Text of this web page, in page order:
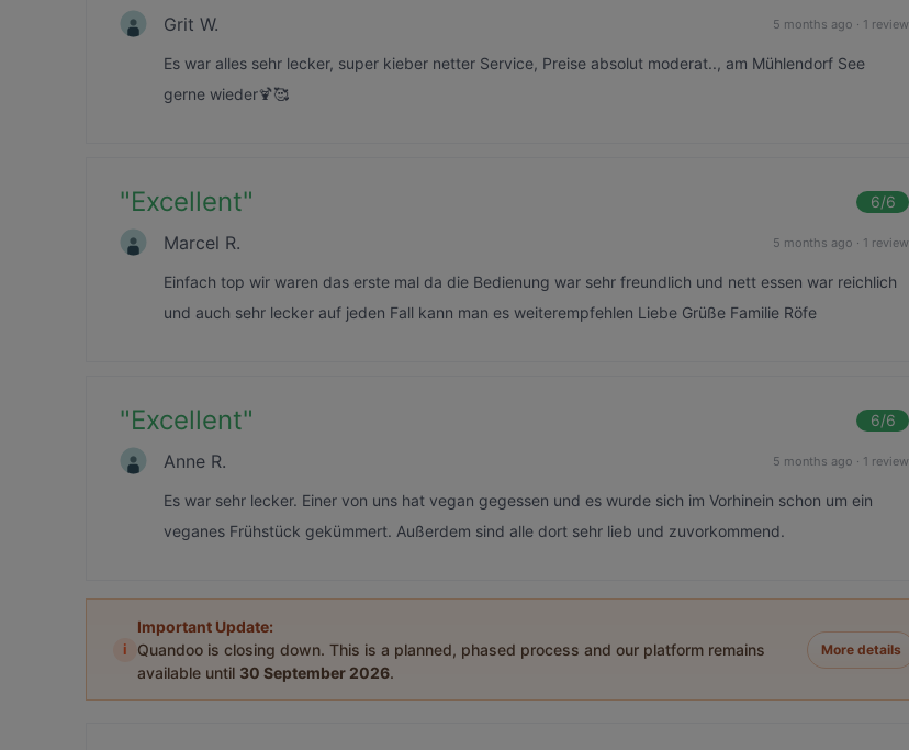
Grit W. 5 months ago · 1 review
Es war alles sehr lecker, super kieber netter Service, Preise absolut moderat.., am Mühlendorf See
gerne wieder🍹🥰
"Excellent" 6/6
Marcel R. 5 months ago · 1 review
Einfach top wir waren das erste mal da die Bedienung war sehr freundlich und nett essen war reichlich
und auch sehr lecker auf jeden Fall kann man es weiterempfehlen Liebe Grüße Familie Röfe
"Excellent" 6/6
Anne R. 5 months ago · 1 review
Es war sehr lecker. Einer von uns hat vegan gegessen und es wurde sich im Vorhinein schon um ein
veganes Frühstück gekümmert. Außerdem sind alle dort sehr lieb und zuvorkommend.
i
Important Update:
Quandoo is closing down. This is a planned, phased process and our platform remains
available until 30 September 2026.
More details